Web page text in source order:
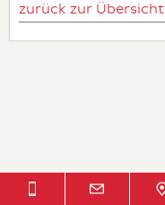
zurück zur Übersicht